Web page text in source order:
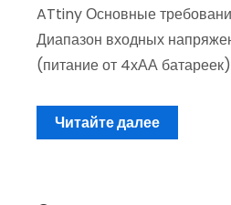
ATtiny Основные
Диапазон входных
(питание от 4хАА
Читайте далее